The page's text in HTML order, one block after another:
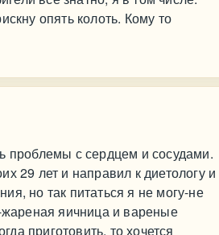
опять колоть. Кому то
проблемы с сердцем и сосудами.
29 лет и направил к диетологу и
но так питаться я не могу-не
яичница и вареные
приготовить, то хочется